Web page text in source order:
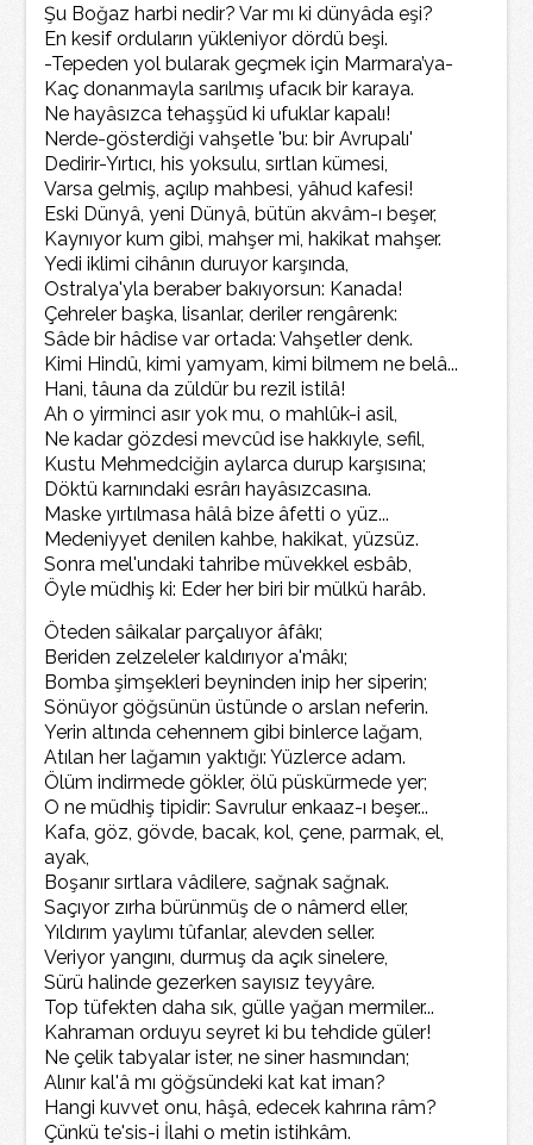
Şu Boğaz harbi nedir? Var mı ki dünyâda eşi?
En kesif orduların yükleniyor dördü beşi.
-Tepeden yol bularak geçmek için Marmara’ya-
Kaç donanmayla sarılmış ufacık bir karaya.
Ne hayâsızca tehaşşüd ki ufuklar kapalı!
Nerde-gösterdiği vahşetle 'bu: bir Avrupalı'
Dedirir-Yırtıcı, his yoksulu, sırtlan kümesi,
Varsa gelmiş, açılıp mahbesi, yâhud kafesi!
Eski Dünyâ, yeni Dünyâ, bütün akvâm-ı beşer,
Kaynıyor kum gibi, mahşer mi, hakikat mahşer.
Yedi iklimi cihânın duruyor karşında,
Ostralya'yla beraber bakıyorsun: Kanada!
Çehreler başka, lisanlar, deriler rengârenk:
Sâde bir hâdise var ortada: Vahşetler denk.
Kimi Hindû, kimi yamyam, kimi bilmem ne belâ...
Hani, tâuna da züldür bu rezil istilâ!
Ah o yirminci asır yok mu, o mahlûk-i asil,
Ne kadar gözdesi mevcûd ise hakkıyle, sefil,
Kustu Mehmedciğin aylarca durup karşısına;
Döktü karnındaki esrârı hayâsızcasına.
Maske yırtılmasa hâlâ bize âfetti o yüz...
Medeniyyet denilen kahbe, hakikat, yüzsüz.
Sonra mel'undaki tahribe müvekkel esbâb,
Öyle müdhiş ki: Eder her biri bir mülkü harâb.
Öteden sâikalar parçalıyor âfâkı;
Beriden zelzeleler kaldırıyor a'mâkı;
Bomba şimşekleri beyninden inip her siperin;
Sönüyor göğsünün üstünde o arslan neferin.
Yerin altında cehennem gibi binlerce lağam,
Atılan her lağamın yaktığı: Yüzlerce adam.
Ölüm indirmede gökler, ölü püskürmede yer;
O ne müdhiş tipidir: Savrulur enkaaz-ı beşer...
Kafa, göz, gövde, bacak, kol, çene, parmak, el,
ayak,
Boşanır sırtlara vâdilere, sağnak sağnak.
Saçıyor zırha bürünmüş de o nâmerd eller,
Yıldırım yaylımı tûfanlar, alevden seller.
Veriyor yangını, durmuş da açık sinelere,
Sürü halinde gezerken sayısız teyyâre.
Top tüfekten daha sık, gülle yağan mermiler...
Kahraman orduyu seyret ki bu tehdide güler!
Ne çelik tabyalar ister, ne siner hasmından;
Alınır kal'â mı göğsündeki kat kat iman?
Hangi kuvvet onu, hâşâ, edecek kahrına râm?
Çünkü te'sis-i İlahi o metin istihkâm.